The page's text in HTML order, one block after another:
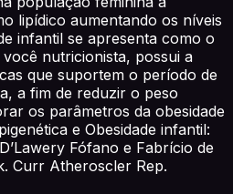
lipídico aumentando os níveis
infantil se apresenta como o
nutricionista, possui a
que suportem o período de
a fim de reduzir o peso
os parâmetros da obesidade
e Obesidade infantil:
Fófano e Fabrício de
Curr Atheroscler Rep.